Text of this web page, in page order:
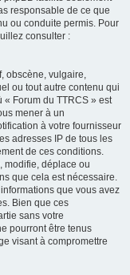
responsable de ce que
ou conduite permis. Pour
consulter :
obscène, vulgaire,
ou tout autre contenu qui
Forum du TTRCS » est
mener à un
à votre fournisseur
adresses IP de tous les
de ces conditions.
modifie, déplace ou
que cela est nécessaire.
que vous avez
Bien que ces
sans votre
pourront être tenus
visant à compromettre